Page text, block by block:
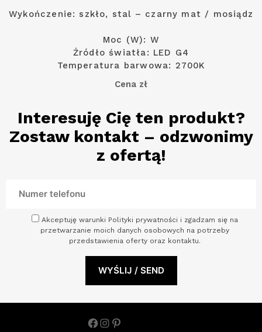
Wykończenie: szkło, stal – czarny mat / mosiądz
Moc (W): W
Źródło światła: LED G4
Temperatura barwowa: 2700K
Cena zł
Interesuję Cię ten produkt?
Zostaw kontakt – odzwonimy
z ofertą!
Akceptuję warunki Polityki prywatności i zgadzam się na
przetwarzanie moich danych osobowych na potrzeby
przedstawienia oferty oraz kontaktu.
Facebook Instagram Pinterest